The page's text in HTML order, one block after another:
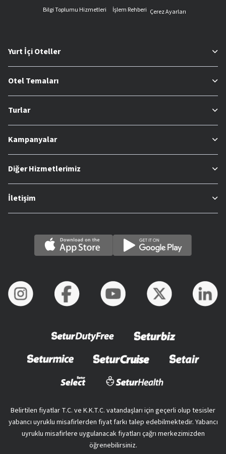
Bilgi Toplumu Hizmetleri
İşlem Rehberi Çerez Ayarları
Yurt İçi Oteller
Otel Temaları
Turlar
Kampanyalar
Diğer Hizmetlerimiz
İletişim
Belirtilen fiyatlar T.C. ve K.K.T.C. vatandaşları için geçerli olup tesisler
yabancı uyruklu misafirlerden fiyat farkı talep edebilmektedir. Yabancı
uyruklu misafirlere uygulanacak fiyatları çağrı merkezimizden
öğrenebilirsiniz.